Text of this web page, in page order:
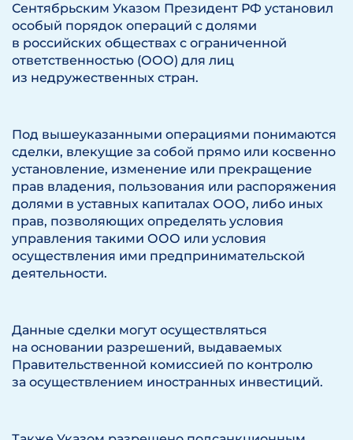
Сентябрьским Указом Президент РФ установил
особый порядок операций с долями
в российских обществах с ограниченной
ответственностью (ООО) для лиц
из недружественных стран.
Под вышеуказанными операциями понимаются
сделки, влекущие за собой прямо или косвенно
установление, изменение или прекращение
прав владения, пользования или распоряжения
долями в уставных капиталах ООО, либо иных
прав, позволяющих определять условия
управления такими ООО или условия
осуществления ими предпринимательской
деятельности.
Данные сделки могут осуществляться
на основании разрешений, выдаваемых
Правительственной комиссией по контролю
за осуществлением иностранных инвестиций.